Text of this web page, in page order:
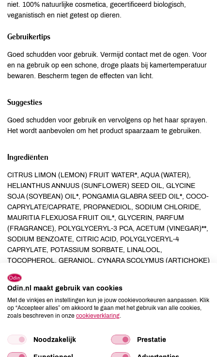
niet. 100% natuurlijke cosmetica, gecertificeerd biologisch,
veganistisch en niet getest op dieren.
Gebruikertips
Goed schudden voor gebruik. Vermijd contact met de ogen. Voor
en na gebruik op een schone, droge plaats bij kamertemperatuur
bewaren. Bescherm tegen de effecten van licht.
Suggesties
Goed schudden voor gebruik en vervolgens op het haar sprayen.
Het wordt aanbevolen om het product spaarzaam te gebruiken.
Ingrediënten
CITRUS LIMON (LEMON) FRUIT WATER*, AQUA (WATER),
HELIANTHUS ANNUUS (SUNFLOWER) SEED OIL, GLYCINE
SOJA (SOYBEAN) OIL*, PONGAMIA GLABRA SEED OIL*, COCO-
CAPRYLATE/CAPRATE, PROPANEDIOL, SODIUM CHLORIDE,
MAURITIA FLEXUOSA FRUIT OIL*, GLYCERIN, PARFUM
(FRAGRANCE), POLYGLYCERYL-3 PCA, ACETUM (VINEGAR)**,
SODIUM BENZOATE, CITRIC ACID, POLYGLYCERYL-4
CAPRYLATE, POTASSIUM SORBATE, LINALOOL,
TOCOPHEROL, GERANIOL, CYNARA SCOLYMUS (ARTICHOKE)
EXTRACT**, CITRAL, BENZYL SALICYLATE, EUGENOL, BENZYL
BENZOATE, CALCIUM GLUCONATE.
Allergenen
Aardnoten
onbekend
Odin.nl maakt gebruik van cookies
Met de vinkjes en instellingen kun je jouw cookievoorkeuren aanpassen. Klik
op “Accepteer alles” om akkoord te gaan met het gebruik van alle cookies,
zoals beschreven in onze cookieverklaring.
Noodzakelijk Prestatie